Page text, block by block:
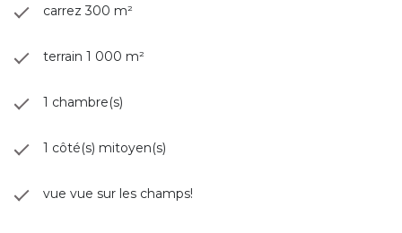
carrez 300 m²
terrain 1 000 m²
1 chambre(s)
1 côté(s) mitoyen(s)
vue vue sur les champs!